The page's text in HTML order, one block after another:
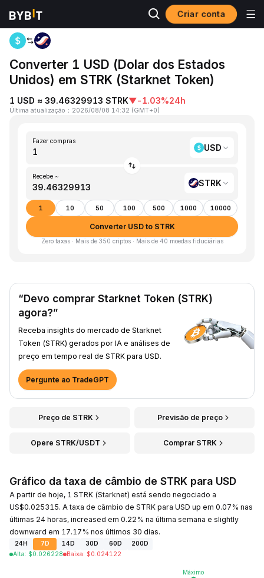
Criar conta
Página inicial
Converter 1 USD (Dolar dos Estados
Unidos) em STRK (Starknet Token)
1 USD ≈ 39.46329913 STRK▼-1.03%24h
Última atualização ： 2026/08/08 14:32 (GMT+0)
Fazer compras
USD
Recebe ~
STRK
1 10 50 100 500 1000 10000
Converter USD to STRK
Zero taxas · Mais de 350 criptos · Mais de 40 moedas fiduciárias
“Devo comprar Starknet Token (STRK)
agora?”
Receba insights do mercado de Starknet
Token (STRK) gerados por IA e análises de
preço em tempo real de STRK para USD.
Pergunte ao TradeGPT
Preço de STRK Previsão de preço
Opere STRK/USDT Comprar STRK
Gráfico da taxa de câmbio de STRK para USD
A partir de hoje, 1 STRK (Starknet) está sendo negociado a
US$0.025315. A taxa de câmbio de STRK para USD up em 0.07% nas
últimas 24 horas, increased em 0.22% na última semana e slightly
downward em 17.17% nos últimos 30 dias.
24H 7D 14D 30D 60D
200D
Alta: $0.026228 Baixa: $0.024122